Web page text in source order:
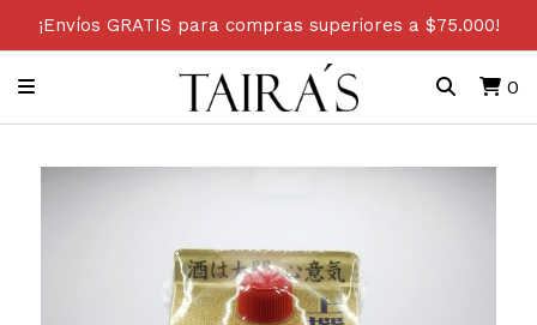
¡Envíos GRATIS para compras superiores a $75.000!
0